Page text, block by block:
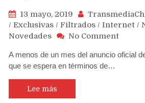
13 mayo, 2019
/ Exclusivas / Filtrados / Internet /
Novedades
No Commenton
A menos de un mes del anuncio oficial
que se espera en términos de…
Lee más